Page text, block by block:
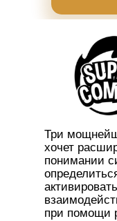
Три
хочет
понимании
при помощи